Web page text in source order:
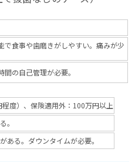
で食事や歯磨きがしやすい。痛みが少
の自己管理が必要。
度）、保険適用外：100万円以上
。
ある。ダウンタイムが必要。